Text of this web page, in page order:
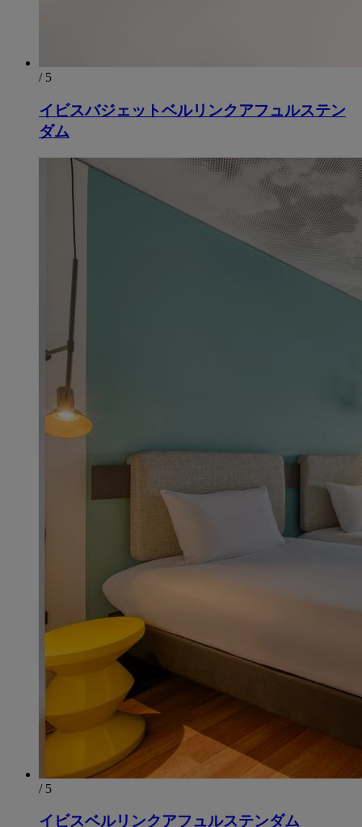
/ 5
イビスバジェットベルリンクアフュルステン
ダム
/ 5
イビスベルリンクアフュルステンダム